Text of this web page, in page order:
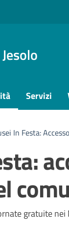
Servizi
In Festa:
notizia
gratuite